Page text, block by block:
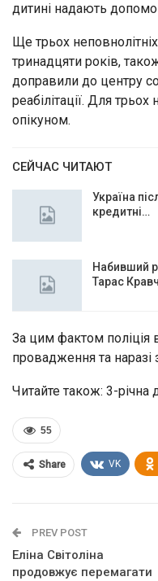
дитині надають
Ще трьох
тринадцяти років,
доправили до центру
реабілітації. Для
опікуном.
СЕЙЧАС ЧИТАЮТ
Україна
кредитні…
Набивший
Тарас
За цим фактом поліція
провадження та наразі
Читайте також: 3-річна
55
Share VK
PREV POST
Еліна Світоліна
продовжує перемагати